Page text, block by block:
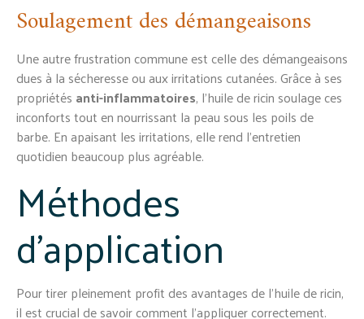
Soulagement des démangeaisons
Une autre frustration commune est celle des démangeaisons
dues à la sécheresse ou aux irritations cutanées. Grâce à ses
propriétés anti-inflammatoires, l’huile de ricin soulage ces
inconforts tout en nourrissant la peau sous les poils de
barbe. En apaisant les irritations, elle rend l’entretien
quotidien beaucoup plus agréable.
Méthodes
d’application
Pour tirer pleinement profit des avantages de l’huile de ricin,
il est crucial de savoir comment l’appliquer correctement.